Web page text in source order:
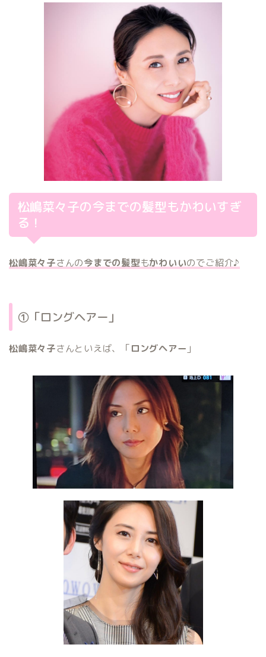
松嶋菜々子の今までの髪型もかわいすぎ
る！
松嶋菜々子さんの今までの髪型もかわいいのでご紹介♪
①「ロングヘアー」
松嶋菜々子さんといえば、「ロングヘアー 」